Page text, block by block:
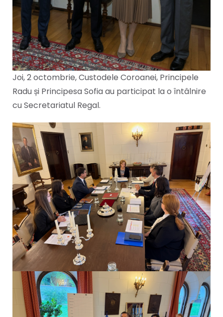
Joi, 2 octombrie, Custodele Coroanei, Principele
Radu și Principesa Sofia au participat la o întâlnire
cu Secretariatul Regal.